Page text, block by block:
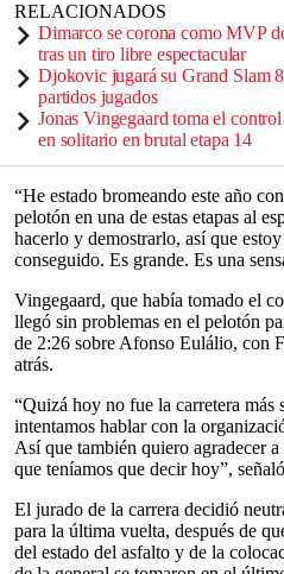
RELACIONADOS
Dimarco se corona como MVP
tras un tiro libre espectacular
Djokovic jugará su Grand Slam
partidos jugados
Jonas Vingegaard toma el
en solitario en brutal etapa 14
“He estado bromeando este año
pelotón en una de estas etapas al
hacerlo y demostrarlo, así que
conseguido. Es grande. Es una
Vingegaard, que había tomado el
llegó sin problemas en el pelotón
de 2:26 sobre Afonso Eulálio, con
atrás.
“Quizá hoy no fue la carretera más
intentamos hablar con la
Así que también quiero agradecer
que teníamos que decir hoy”,
El jurado de la carrera decidió
para la última vuelta, después de
del estado del asfalto y de la